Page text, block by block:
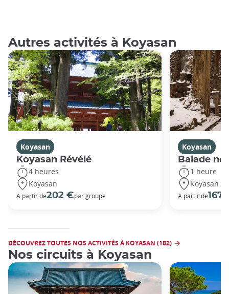
Autres activités à Koyasan
Koyasan
Koyasan Révélé
4 heures
Koyasan
A partir de202 €par groupe
Koyasan
Balade
1 heure
Koyasan
A partir de167
DÉCOUVREZ TOUTES NOS ACTIVITÉS À KOYASAN (182)
Nos circuits à Koyasan